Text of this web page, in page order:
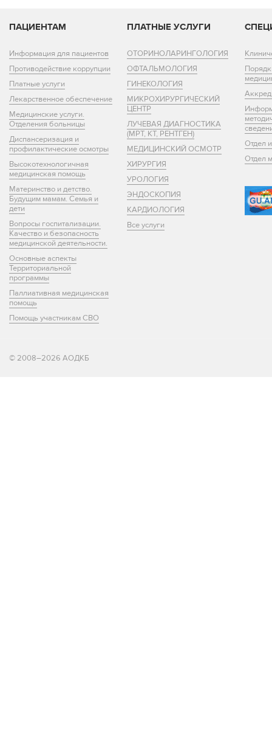
ПАЦИЕНТАМ
Информация для пациентов
Противодействие коррупции
Платные услуги
Лекарственное обеспечение
Медицинские услуги.
Отделения больницы
Диспансеризация и
профилактические осмотры
Высокотехнологичная
медицинская помощь
Материнство и детство.
Будущим мамам. Семья и
дети
Вопросы госпитализации.
Качество и безопасность
медицинской деятельности.
Основные аспекты
Территориальной
программы
Паллиативная медицинская
помощь
Помощь участникам СВО
ПЛАТНЫЕ УСЛУГИ
ОТОРИНОЛАРИНГОЛОГИЯ
ОФТАЛЬМОЛОГИЯ
ГИНЕКОЛОГИЯ
МИКРОХИРУРГИЧЕСКИЙ
ЦЕНТР
ЛУЧЕВАЯ ДИАГНОСТИКА
(МРТ, КТ, РЕНТГЕН)
МЕДИЦИНСКИЙ ОСМОТР
ХИРУРГИЯ
УРОЛОГИЯ
ЭНДОСКОПИЯ
КАРДИОЛОГИЯ
Все услуги
Отдел
Отдел
© 2008–2026 АОДКБ